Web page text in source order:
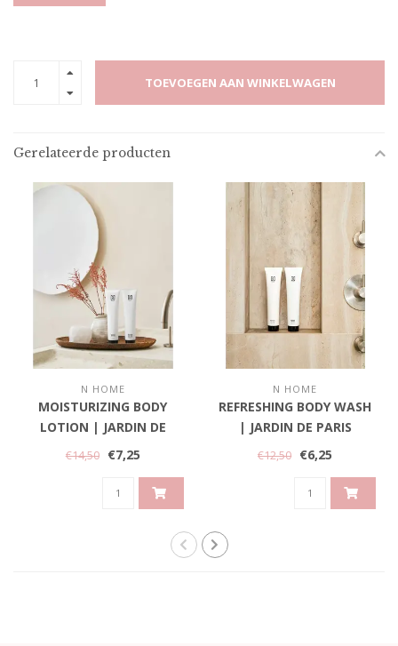
TOEVOEGEN AAN WINKELWAGEN
Gerelateerde producten
N HOME
MOISTURIZING BODY
LOTION | JARDIN DE
PARIS
€14,50 €7,25
N HOME
REFRESHING BODY WASH
| JARDIN DE PARIS
€12,50 €6,25